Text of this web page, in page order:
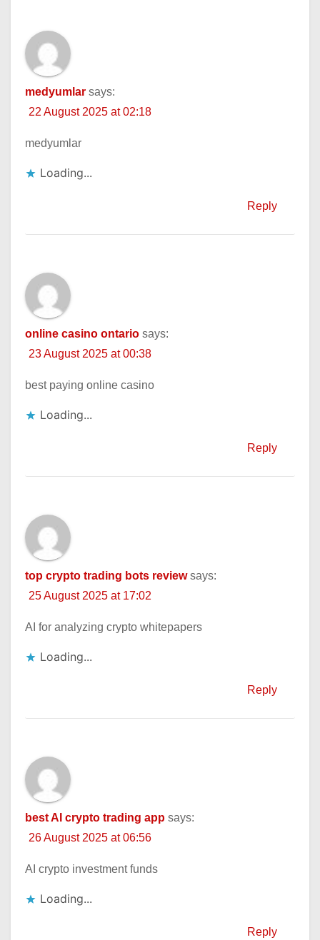
medyumlar says:
22 August 2025 at 02:18
medyumlar
Loading...
Reply
online casino ontario says:
23 August 2025 at 00:38
best paying online casino
Loading...
Reply
top crypto trading bots review says:
25 August 2025 at 17:02
AI for analyzing crypto whitepapers
Loading...
Reply
best AI crypto trading app says:
26 August 2025 at 06:56
AI crypto investment funds
Loading...
Reply